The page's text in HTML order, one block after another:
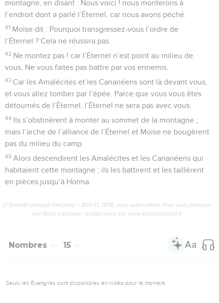
montagne, en disant : Nous voici ! nous monterons à
l’endroit dont a parlé l’Éternel, car nous avons péché.
41 Moïse dit : Pourquoi transgressez-vous l’ordre de
l’Éternel ? Cela ne réussira pas.
42 Ne montez pas ! car l’Éternel n’est point au milieu de
vous. Ne vous faites pas battre par vos ennemis.
43 Car les Amalécites et les Cananéens sont là devant vous,
et vous allez tomber par l’épée. Parce que vous vous êtes
détournés de l’Éternel, l’Éternel ne sera pas avec vous.
44 Ils s’obstinèrent à monter au sommet de la montagne ;
mais l’arche de l’alliance de l’Éternel et Moïse ne bougèrent
pas du milieu du camp.
45 Alors descendirent les Amalécites et les Cananéens qui
habitaient cette montagne ; ils les battirent et les taillèrent
en pièces jusqu’à Horma.
© Société biblique française – Bibli’O, 1978, avec autorisation. Pour vous procurer
une Bible imprimée, rendez-vous sur www.editionsbiblio.fr
Nombres 15
Seuls les Évangiles sont disponibles en vidéo pour le moment.